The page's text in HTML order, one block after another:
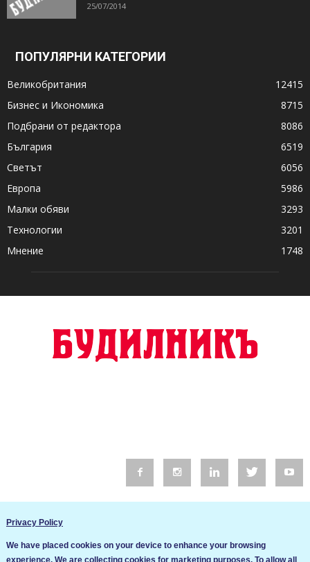
25/07/2014
ПОПУЛЯРНИ КАТЕГОРИИ
Великобритания
12415
Бизнес и Икономика
8715
Подбрани от редактора
8086
България
6519
Светът
6056
Европа
5986
Малки обяви
3293
Технологии
3201
Мнение
1748
Privacy Policy
We have placed cookies on your device to enhance your browsing
experience. We are collecting cookies for marketing purposes. To allow all